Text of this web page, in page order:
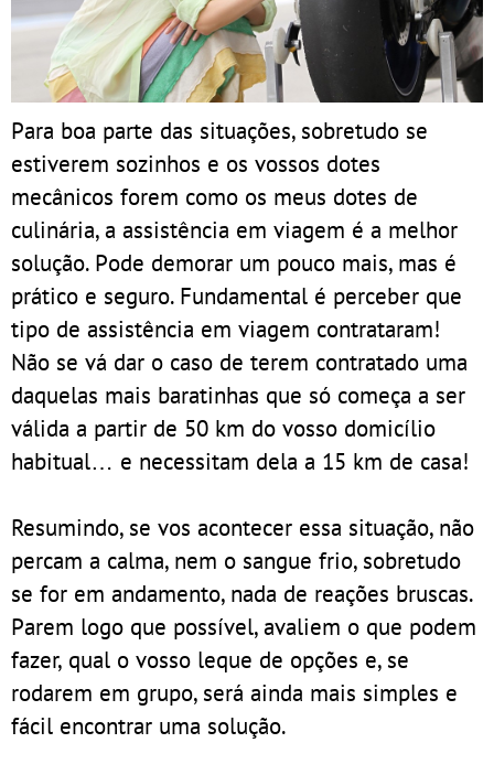
Para boa parte das situações, sobretudo se
estiverem sozinhos e os vossos dotes
mecânicos forem como os meus dotes de
culinária, a assistência em viagem é a melhor
solução. Pode demorar um pouco mais, mas é
prático e seguro. Fundamental é perceber que
tipo de assistência em viagem contrataram!
Não se vá dar o caso de terem contratado uma
daquelas mais baratinhas que só começa a ser
válida a partir de 50 km do vosso domicílio
habitual… e necessitam dela a 15 km de casa!
Resumindo, se vos acontecer essa situação, não
percam a calma, nem o sangue frio, sobretudo
se for em andamento, nada de reações bruscas.
Parem logo que possível, avaliem o que podem
fazer, qual o vosso leque de opções e, se
rodarem em grupo, será ainda mais simples e
fácil encontrar uma solução.